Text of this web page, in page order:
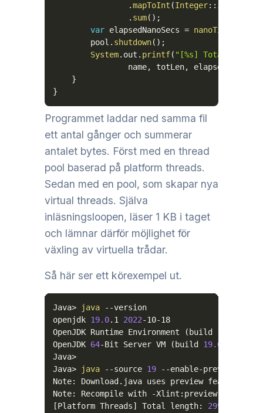
.mapToInt (Integer:: intValue
. sum( ) ;
var elapsedNanoSecs = nanoTime
        pool
. shutdown( ) ;
System. out . printf( "[%s] Total length:
                name
, totLen,
}
}
Programmet laddar ned samma fil
ett antal gånger och summerar
antalet bytes. Först med en thread
pool baserad på platform threads.
Sedan med en pool, som skapar nya
virtual threads. Själva
inläsningsloopen, läser 1 KB i taget
och lämnar därför möjlighet för
växling av virtuella trådar.
Så här ser ett körexempel ut.
Java> java
--version
openjdk 19.0.1 2022-10-18
OpenJDK Runtime Environment
( build 19.0
OpenJDK 64-Bit Server VM ( build 19.0
Java>
Java> java --source 19 --enable-preview
Note: Download.java uses preview features
Note: Recompile with
-Xlint:preview
[Platform Threads] Total length: 2993900